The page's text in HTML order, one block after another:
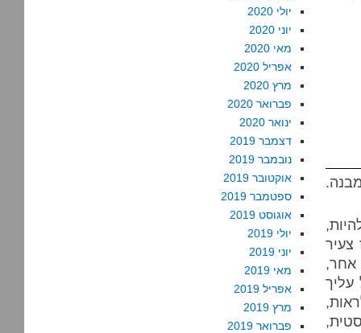
צעיר
אחר,
יולי 2020
יוני 2020
מאי 2020
אפריל 2020
מרץ 2020
פברואר 2020
ינואר 2020
דצמבר 2019
נובמבר 2019
אוקטובר 2019
ספטמבר 2019
אוגוסט 2019
יולי 2019
יוני 2019
מאי 2019
אפריל 2019
מרץ 2019
פברואר 2019